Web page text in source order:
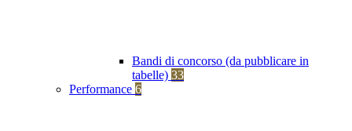
Bandi di concorso (da pubblicare in
tabelle) 33
Performance 6